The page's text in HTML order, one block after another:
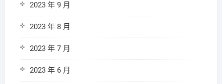
2023 年 9 月
2023 年 8 月
2023 年 7 月
2023 年 6 月